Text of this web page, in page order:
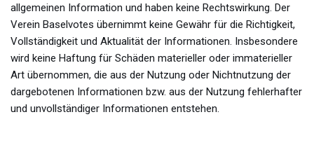
allgemeinen Information und haben keine Rechtswirkung. Der
Verein Baselvotes übernimmt keine Gewähr für die Richtigkeit,
Vollständigkeit und Aktualität der Informationen. Insbesondere
wird keine Haftung für Schäden materieller oder immaterieller
Art übernommen, die aus der Nutzung oder Nichtnutzung der
dargebotenen Informationen bzw. aus der Nutzung fehlerhafter
und unvollständiger Informationen entstehen.